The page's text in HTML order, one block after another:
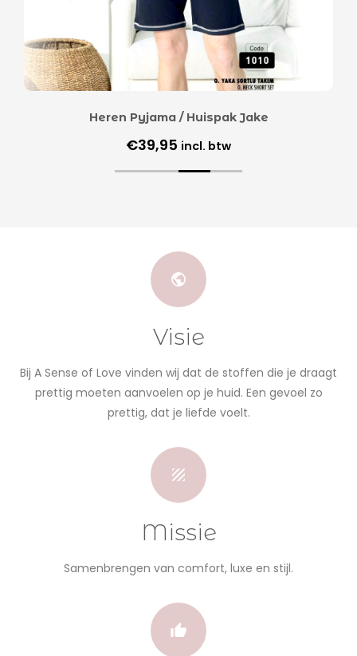
Heren Pyjama / Huispak Jake
€39,95 incl. btw
Visie
Bij A Sense of Love vinden wij dat de stoffen die je draagt
prettig moeten aanvoelen op je huid. Een gevoel zo
prettig, dat je liefde voelt.
Missie
Samenbrengen van comfort, luxe en stijl.